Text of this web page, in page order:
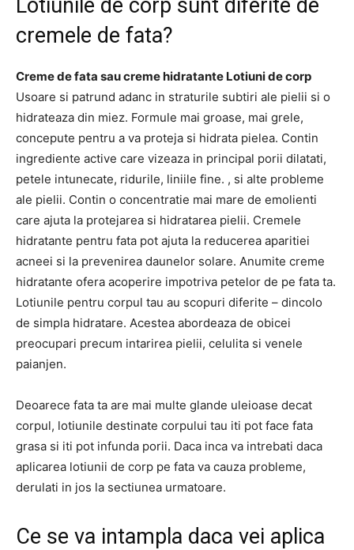
Lotiunile de corp sunt diferite de
cremele de fata?
Creme de fata sau creme hidratante Lotiuni de corp
Usoare si patrund adanc in straturile subtiri ale pielii si o
hidrateaza din miez. Formule mai groase, mai grele,
concepute pentru a va proteja si hidrata pielea. Contin
ingrediente active care vizeaza in principal porii dilatati,
petele intunecate, ridurile, liniile fine. , si alte probleme
ale pielii. Contin o concentratie mai mare de emolienti
care ajuta la protejarea si hidratarea pielii. Cremele
hidratante pentru fata pot ajuta la reducerea aparitiei
acneei si la prevenirea daunelor solare. Anumite creme
hidratante ofera acoperire impotriva petelor de pe fata ta.
Lotiunile pentru corpul tau au scopuri diferite – dincolo
de simpla hidratare. Acestea abordeaza de obicei
preocupari precum intarirea pielii, celulita si venele
paianjen.
Deoarece fata ta are mai multe glande uleioase decat
corpul, lotiunile destinate corpului tau iti pot face fata
grasa si iti pot infunda porii. Daca inca va intrebati daca
aplicarea lotiunii de corp pe fata va cauza probleme,
derulati in jos la sectiunea urmatoare.
Ce se va intampla daca vei aplica